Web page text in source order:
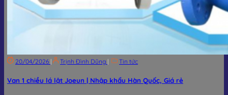
20/04/2026 | Trịnh Đình Dũng | Tin tức
Van 1 chiều lá lật Joeun | Nhập khẩu Hàn Quốc, Giá rẻ